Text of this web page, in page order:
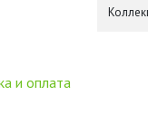
и оплата